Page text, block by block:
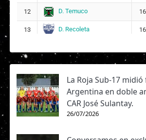
12 D. Temuco 16
13 D. Recoleta 16
La Roja Sub-17
Argentina en doble
CAR José Sulantay.
26/07/2026